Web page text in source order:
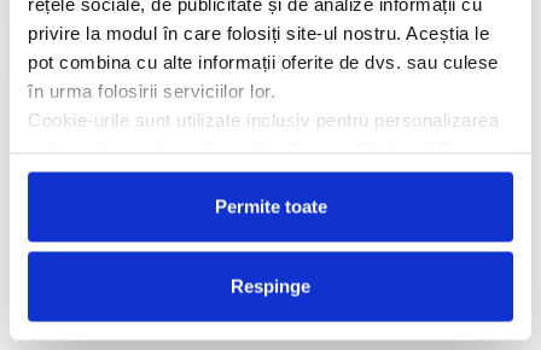
privire la modul în care folosiți site-ul nostru. Aceștia le
pot combina cu alte informații oferite de dvs. sau culese
în urma folosirii serviciilor lor.
Cookie-urile sunt utilizate inclusiv pentru personalizarea
Permite toate
Respinge